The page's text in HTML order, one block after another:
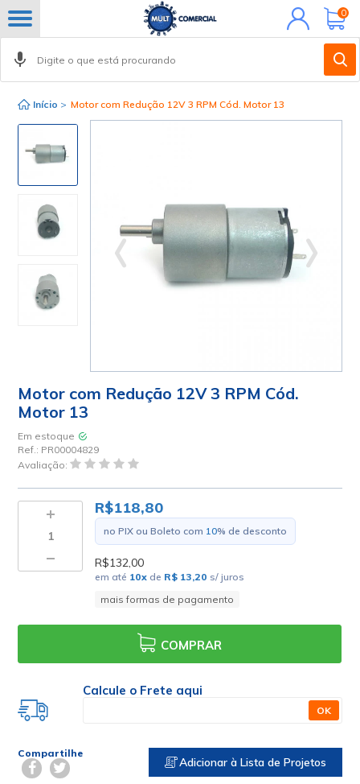
Minha
conta
0
Início > Motor com Redução 12V 3 RPM Cód. Motor 13
Motor com Redução 12V 3 RPM Cód.
Motor 13
Em estoque
Ref.: PR00004829
Avaliação:
R$118,80
no PIX ou Boleto com 10% de desconto
R$132,00
em até 10x de R$ 13,20 s/ juros
mais formas de pagamento
COMPRAR
Calcule o Frete aqui
OK
Compartilhe
Adicionar à Lista de Projetos